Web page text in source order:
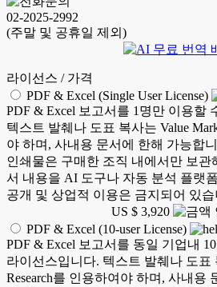
02-2025-2992
(주말 및 공휴일 제외)
라이선스 / 가격
PDF & Excel (Single User License)
PDF & Excel 보고서를 1명만 이용할
텍스트 발췌나 도표 복사는 Value
야 하며, 사내용 문서에 한해 가능합
인쇄물은 구매한 조직 내에서만 보관
서 내용을 AI 도구나 자동 분석 플랫
공개 및 상업적 이용은 금지되어 있습
US $ 3,920
PDF & Excel (10-user License)
PDF & Excel 보고서를 동일 기업내
라이선스입니다. 텍스트 발췌나 도표
Research를 인용하여야 하며, 사내용